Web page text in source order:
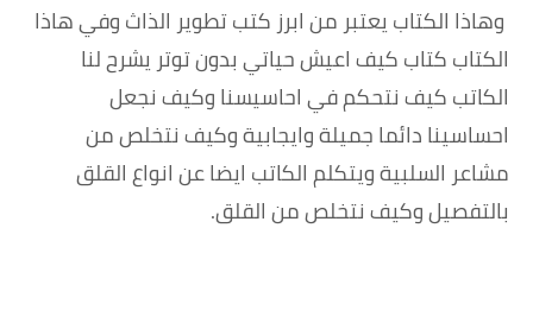
وهاذا الكتاب يعتبر من ابرز كتب تطوير الذاث وفي هاذا
الكتاب كتاب كيف اعيش حياتي بدون توتر يشرح لنا
الكاتب كيف نتحكم في احاسيسنا وكيف نجعل
احساسينا دائما جميلة وايجابية وكيف نتخلص من
مشاعر السلبية ويتكلم الكاتب ايضا عن انواع القلق
بالتفصيل وكيف نتخلص من القلق.